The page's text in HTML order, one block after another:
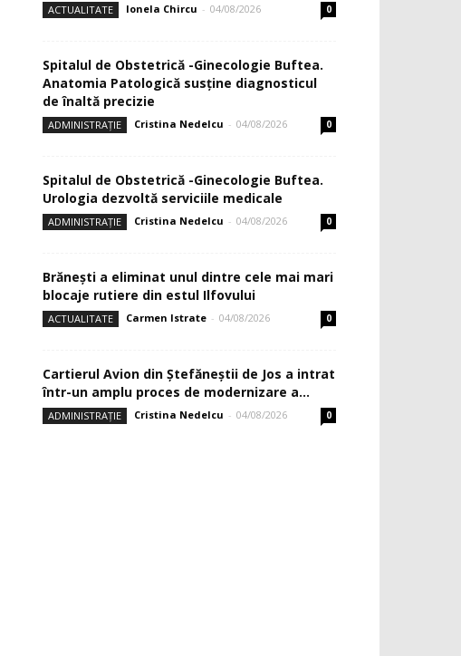
ACTUALITATE Ionela Chircu - 04/08/2026 0
Spitalul de Obstetrică -Ginecologie Buftea.
Anatomia Patologică susţine diagnosticul
de înaltă precizie
ADMINISTRAȚIE Cristina Nedelcu - 04/08/2026 0
Spitalul de Obstetrică -Ginecologie Buftea.
Urologia dezvoltă serviciile medicale
ADMINISTRAȚIE Cristina Nedelcu - 04/08/2026 0
Brănești a eliminat unul dintre cele mai mari
blocaje rutiere din estul Ilfovului
ACTUALITATE Carmen Istrate - 04/08/2026 0
Cartierul Avion din Ştefăneştii de Jos a intrat
într-un amplu proces de modernizare a...
ADMINISTRAȚIE Cristina Nedelcu - 04/08/2026 0